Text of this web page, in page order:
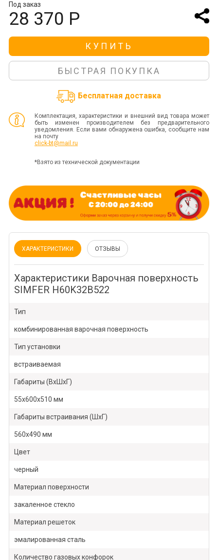
Под заказ
28 370 Р
КУПИТЬ
БЫСТРАЯ ПОКУПКА
Бесплатная доставка
Комплектация, характеристики и внешний вид товара может
быть изменен производителем без предварительного
уведомления. Если вами обнаружена ошибка, сообщите нам
на почту
click-bt@mail.ru
*Взято из технической документации
ХАРАКТЕРИСТИКИ ОТЗЫВЫ
Характеристики Варочная поверхность
SIMFER H60K32B522
Тип
комбинированная варочная поверхность
Тип установки
встраиваемая
Габариты (ВхШхГ)
55х600х510 мм
Габариты встраивания (ШхГ)
560х490 мм
Цвет
черный
Материал поверхности
закаленное стекло
Материал решеток
эмалированная сталь
Количество газовых конфорок